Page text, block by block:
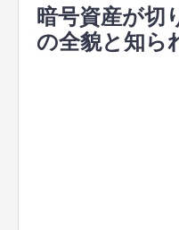
暗号資産が切
の全貌と知ら